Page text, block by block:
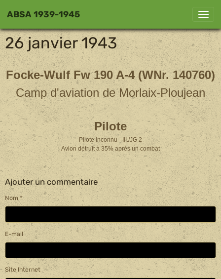
ABSA 1939-1945
26 janvier 1943
Focke-Wulf Fw 190 A-4 (WNr. 140760)
Camp d'aviation de Morlaix-Ploujean
Pilote
Pilote inconnu - III./JG 2
Avion détruit à 35% après un combat
Ajouter un commentaire
Nom
E-mail
Site Internet